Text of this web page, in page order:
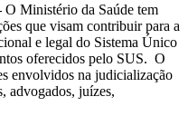
O Ministério da Saúde tem
que visam contribuir para a
e legal do Sistema Único
oferecidos pelo SUS. O
envolvidos na judicialização
advogados, juízes,